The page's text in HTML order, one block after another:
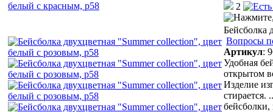
2
Бейсболка
Вопросы
Артикул:
Удобная
открытом
Изделие
стирается.